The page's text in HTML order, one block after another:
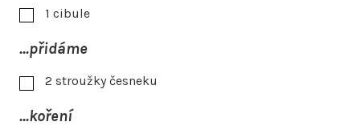
1 cibule
...přidáme
2 stroužky česneku
...koření